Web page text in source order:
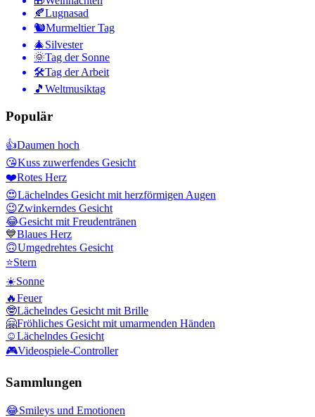
🍂Lugnasad
🐿Murmeltier Tag
🎄Silvester
🌞Tag der Sonne
🛠Tag der Arbeit
🎵 Weltmusiktag
Populär
👍Daumen hoch
😘Kuss zuwerfendes Gesicht
❤️Rotes Herz
😍Lächelndes Gesicht mit herzförmigen Augen
😉Zwinkerndes Gesicht
😂Gesicht mit Freudentränen
💙Blaues Herz
🙃Umgedrehtes Gesicht
⭐Stern
☀️Sonne
🔥Feuer
🤓Lächelndes Gesicht mit Brille
🤗Fröhliches Gesicht mit umarmenden Händen
☺️Lächelndes Gesicht
🎮Videospiele-Controller
Sammlungen
😂Smileys und Emotionen